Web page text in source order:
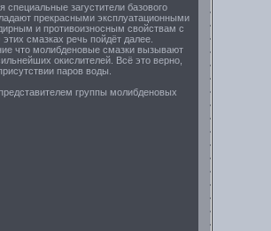
загустители базового
прекрасными эксплуатационными
и противоизносным свойствам с
смазках речь пойдёт далее.
что молибденовые смазки вызывают
окислителей. Всё это верно,
паров воды.
группы молибденовых